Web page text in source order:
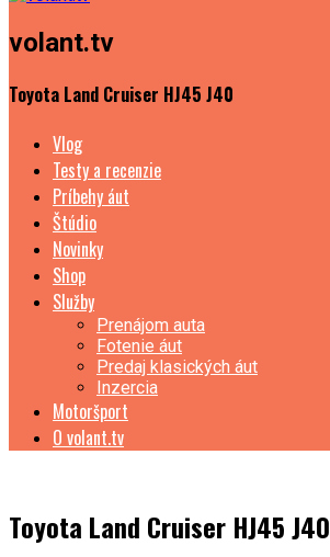
volant.tv
Toyota Land Cruiser HJ45 J40
Vlog
Testy a recenzie
Príbehy áut
Štúdio
Novinky
Shop
Služby
Prenájom auta
Fotenie áut
Predaj klasických áut
Inzercia
Motoršport
O volant.tv
Toyota Land Cruiser HJ45 J40